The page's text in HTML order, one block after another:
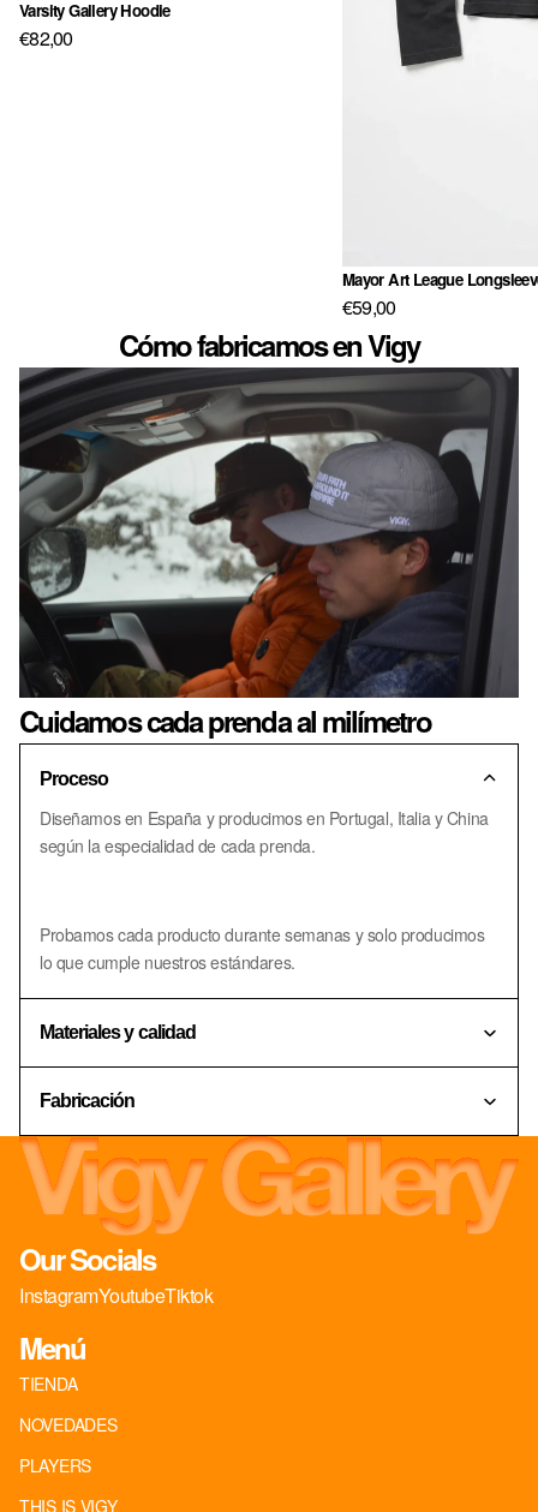
Agotado
Varsity Gallery Hoodie
€82,00
Mayor Art League
€59,00
Cómo fabricamos en Vigy
Cuidamos cada prenda al milímetro
Proceso
Diseñamos en España y producimos en Portugal, Italia y China
según la especialidad de cada prenda.
Probamos cada producto durante semanas y solo producimos
lo que cumple nuestros estándares.
Materiales y calidad
Fabricación
Our Socials
InstagramYoutubeTiktok
Menú
TIENDA
NOVEDADES
PLAYERS
THIS IS VIGY